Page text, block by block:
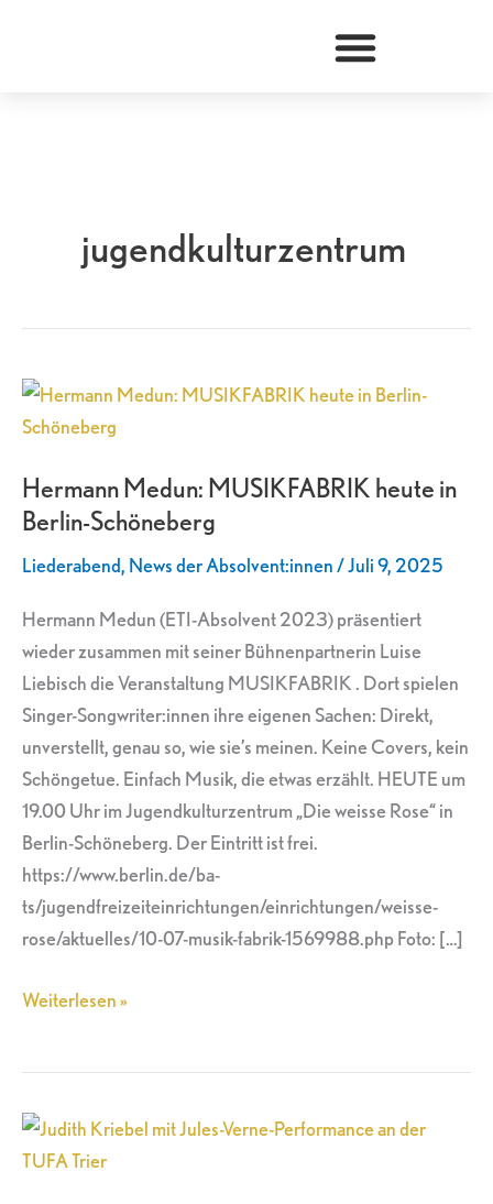
jugendkulturzentrum
Hermann Medun: MUSIKFABRIK heute in
Berlin-Schöneberg
Liederabend, News der Absolvent:innen/Juli 9, 2025
Hermann Medun (ETI-Absolvent 2023) präsentiert
wieder zusammen mit seiner Bühnenpartnerin Luise
Liebisch die Veranstaltung MUSIKFABRIK . Dort spielen
Singer-Songwriter:innen ihre eigenen Sachen: Direkt,
unverstellt, genau so, wie sie’s meinen. Keine Covers, kein
Schöngetue. Einfach Musik, die etwas erzählt. HEUTE um
19.00 Uhr im Jugendkulturzentrum „Die weisse Rose“ in
Berlin-Schöneberg. Der Eintritt ist frei.
https://www.berlin.de/ba-
ts/jugendfreizeiteinrichtungen/einrichtungen/weisse-
rose/aktuelles/10-07-musik-fabrik-1569988.php Foto: […]
Hermann
Medun:
heute
in
Berlin-
Weiterlesen »
Judith
Kriebel